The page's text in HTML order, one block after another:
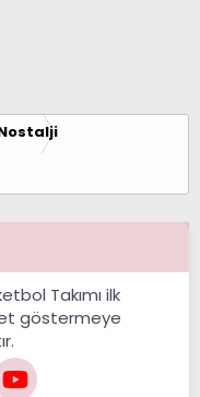
Takımı ilk
göstermeye